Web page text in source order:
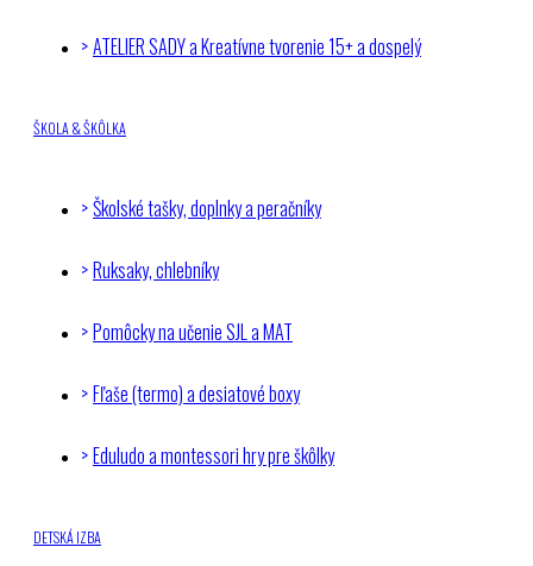
ATELIER SADY a Kreatívne tvorenie 15+ a dospelý
ŠKOLA & ŠKÔLKA
Školské tašky, doplnky a peračníky
Ruksaky, chlebníky
Pomôcky na učenie SJL a MAT
Fľaše (termo) a desiatové boxy
Eduludo a montessori hry pre škôlky
DETSKÁ IZBA